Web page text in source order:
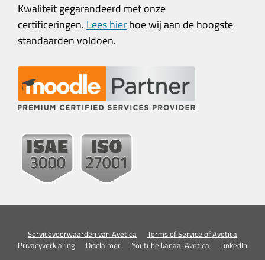
Kwaliteit gegarandeerd met onze
certificeringen. Lees hierhoe wij aan de hoogste
standaarden voldoen.
Servicevoorwaarden van Avetica
Terms of Service of Avetica
Privacyverklaring
Disclaimer Youtube kanaal Avetica LinkedIn